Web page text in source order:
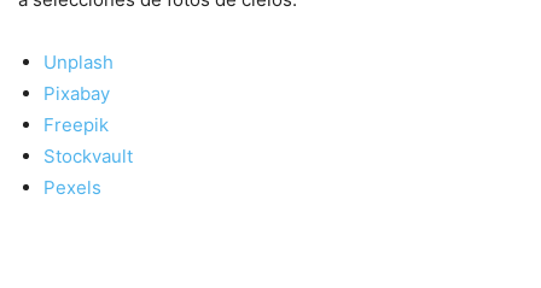
Unplash
Pixabay
Freepik
Stockvault
Pexels